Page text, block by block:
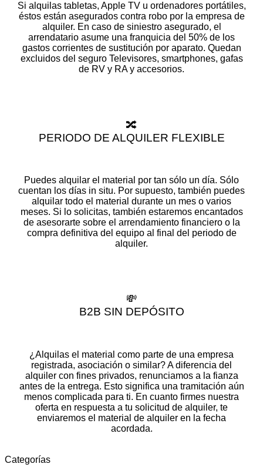
Si alquilas tabletas, Apple TV u ordenadores portátiles,
éstos están asegurados contra robo por la empresa de
alquiler. En caso de siniestro asegurado, el
arrendatario asume una franquicia del 50% de los
gastos corrientes de sustitución por aparato. Quedan
excluidos del seguro Televisores, smartphones, gafas
de RV y RA y accesorios.
🔀
PERIODO DE ALQUILER FLEXIBLE
Puedes alquilar el material por tan sólo un día. Sólo
cuentan los días in situ. Por supuesto, también puedes
alquilar todo el material durante un mes o varios
meses. Si lo solicitas, también estaremos encantados
de asesorarte sobre el arrendamiento financiero o la
compra definitiva del equipo al final del periodo de
alquiler.
💸
B2B SIN DEPÓSITO
¿Alquilas el material como parte de una empresa
registrada, asociación o similar? A diferencia del
alquiler con fines privados, renunciamos a la fianza
antes de la entrega. Esto significa una tramitación aún
menos complicada para ti. En cuanto firmes nuestra
oferta en respuesta a tu solicitud de alquiler, te
enviaremos el material de alquiler en la fecha
acordada.
Categorías